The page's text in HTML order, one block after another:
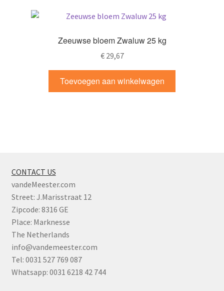
Zeeuwse bloem Zwaluw 25 kg
€29,67
Toevoegen aan winkelwagen
CONTACT US
vandeMeester.com
Street: J.Marisstraat 12
Zipcode: 8316 GE
Place: Marknesse
The Netherlands
info@vandemeester.com
Tel: 0031 527 769 087
Whatsapp: 0031 6218 42 744